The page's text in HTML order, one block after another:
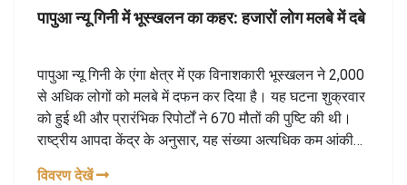
पापुआ न्यू गिनी में भूस्खलन का कहर: हजारों लोग मलबे में दबे
पापुआ न्यू गिनी के एंगा क्षेत्र में एक विनाशकारी भूस्खलन ने 2,000
से अधिक लोगों को मलबे में दफन कर दिया है। यह घटना शुक्रवार
को हुई थी और प्रारंभिक रिपोर्टों ने 670 मौतों की पुष्टि की थी।
राष्ट्रीय आपदा केंद्र के अनुसार, यह संख्या अत्यधिक कम आंकी
विवरण देखें